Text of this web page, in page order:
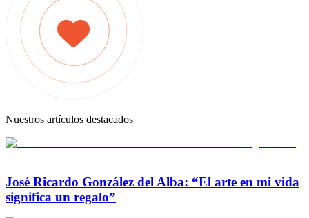
Nuestros artículos destacados
José Ricardo González del Alba: “El arte en mi vida
significa un regalo”